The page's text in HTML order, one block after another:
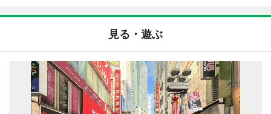
見る・遊ぶ